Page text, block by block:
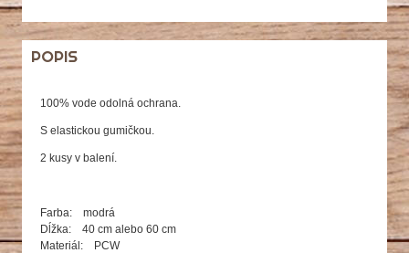
POPIS
100% vode odolná ochrana.
S elastickou gumičkou.
2 kusy v balení.
Farba: modrá
Dĺžka: 40 cm alebo 60 cm
Materiál: PCW